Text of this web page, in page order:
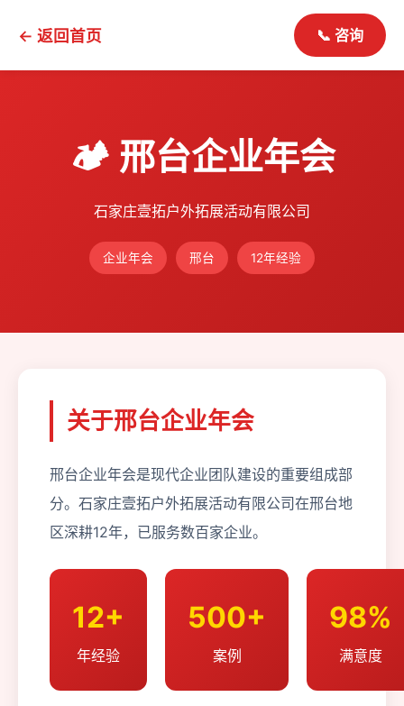
← 返回首页 📞 咨询
🏕️ 邢台企业年会
石家庄壹拓户外拓展活动有限公司
企业年会 邢台 12年经验
关于邢台企业年会
邢台企业年会是现代企业团队建设的重要组成部
分。石家庄壹拓户外拓展活动有限公司在邢台地
区深耕12年，已服务数百家企业。
12+
年经验
500+
案例
98%
满意度